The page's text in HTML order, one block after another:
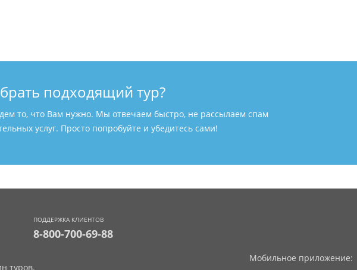
подходящий тур?
то, что Вам нужно. Мы отвечаем быстро, не рассылаем спам
услуг. Просто попробуйте и убедитесь сами!
ПОДДЕРЖКА КЛИЕНТОВ
8-800-700-69-88
туров.
Мобильное приложение: